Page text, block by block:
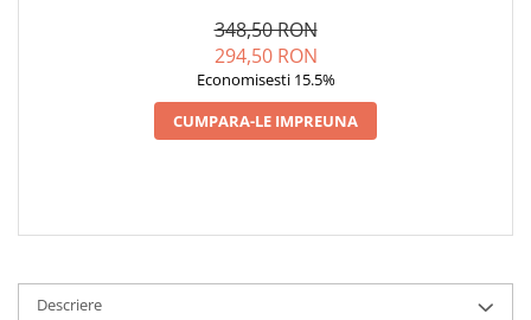
348,50 RON
294,50 RON
Economisesti 15.5%
CUMPARA-LE IMPREUNA
Descriere